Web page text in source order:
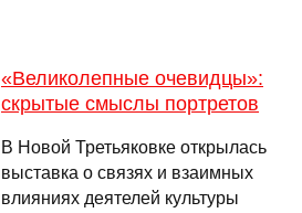
«Великолепные очевидцы»:
скрытые смыслы портретов
В Новой Третьяковке открылась
выставка о связях и взаимных
влияниях деятелей культуры